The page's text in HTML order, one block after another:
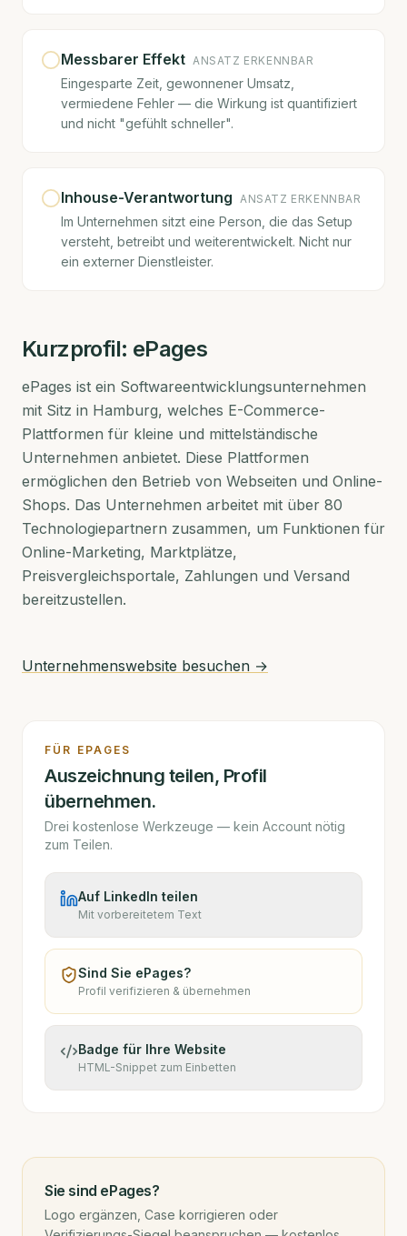
Messbarer Effekt ANSATZ ERKENNBAR
Eingesparte Zeit, gewonnener Umsatz,
vermiedene Fehler — die Wirkung ist quantifiziert
und nicht "gefühlt schneller".
Inhouse-Verantwortung ANSATZ ERKENNBAR
Im Unternehmen sitzt eine Person, die das Setup
versteht, betreibt und weiterentwickelt. Nicht nur
ein externer Dienstleister.
Kurzprofil: ePages
ePages ist ein Softwareentwicklungsunternehmen
mit Sitz in Hamburg, welches E-Commerce-
Plattformen für kleine und mittelständische
Unternehmen anbietet. Diese Plattformen
ermöglichen den Betrieb von Webseiten und Online-
Shops. Das Unternehmen arbeitet mit über 80
Technologiepartnern zusammen, um Funktionen für
Online-Marketing, Marktplätze,
Preisvergleichsportale, Zahlungen und Versand
bereitzustellen.
Unternehmenswebsite besuchen →
FÜR EPAGES
Auszeichnung teilen, Profil
übernehmen.
Drei kostenlose Werkzeuge — kein Account nötig
zum Teilen.
Auf LinkedIn teilen
Mit vorbereitetem Text
Sind Sie ePages?
Profil verifizieren & übernehmen
Badge für Ihre Website
HTML-Snippet zum Einbetten
Sie sind ePages?
Logo ergänzen, Case korrigieren oder